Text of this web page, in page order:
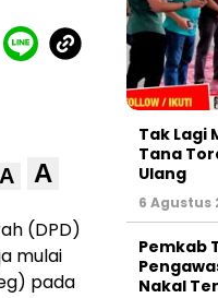
A A
(DPD)
mulai
pada
Tak Lagi
Tana
Ulang
6 Agustus
Pemkab
Nakal